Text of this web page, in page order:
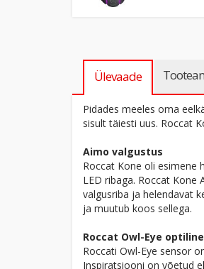
Ülevaade
Pidades meeles oma
sisult täiesti uus. Roccat
Aimo valgustus
Roccat Kone oli esimene
LED ribaga. Roccat Kone
valgusriba ja helendavat
ja muutub koos sellega.
Roccat Owl-Eye
Roccati Owl-Eye sensor
Inspiratsiooni on võetud